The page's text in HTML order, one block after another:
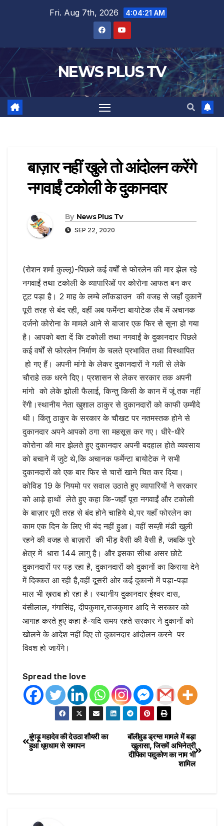
Fri. Aug 7th, 2026 4:04:22 AM
NEWS PLUS TV
बाज़ार नहीं खुले तो आंदोलन करेंगे
नगवाईं टकोली के दुकानदार
By News Plus Tv
SEP 22, 2020
(रोशन शर्मा कुल्लू)-पिछले कई वर्षों से फोरलेन की मार झेल रहे
नगवाईं तथा टकोली के व्यापारिओं पर कोरोना आफत बन कर
टूट पड़ा है। 2 माह के लम्बे लॉकडाउन की वजह से जहाँ दुकानें
पूरी तरह से बंद रही, वहीं अब फर्मेन्टा बायोटेक लैब में अचानक
दर्जनो कोरोना के मामले आने से बाजार एक फिर से सूना हो गया
है। आपको बता दें कि टकोली तथा नगवाईं के दुकानदार पिछले
कई वर्षों से फोरलेन निर्माण के चलते प्रभावित तथा विस्थापित
हो गए हैं। अपनी मांगो के लेकर दुकानदारों ने गली से लेके
चौराहे तक धरने दिए। प्रशासन से लेकर सरकार तक अपनी
मांगो को लेके झोली फैलाई, किन्तु किसी के कान में जूं तक नहीं
रेंगी।स्थानीय नेता खुशाल ठाकुर से दुकानदारों को काफी उम्मीदे
थी। किंतु ठाकुर के सरकार के चौखट पर नतमस्तक होने से
दुकानदार अपने आपको ठगा सा महसूस कर गए। धीरे-धीरे
कोरोना की मार झेलते हुए दुकानदार अपनी बदहाल होते व्यवसाय
को बचाने में जुटे थे,कि अचानक फर्मेन्टा बायोटेक ने सभी
दुकानदारों को एक बार फिर से चारों खाने चित कर दिया।
कोविड 19 के नियमो पर सवाल उठाते हुए व्यापारियों ने सरकार
को आड़े हाथों लेते हुए कहा कि-जहाँ पूरा नगवाईं और टकोली
के बाज़ार पूरी तरह से बंद होने चाहिये थे,पर यहाँ फोरलेन का
काम एक दिन के लिए भी बंद नहीं हुआ। वहीं सब्ज़ी मंडी खुली
रहने की वजह से बाज़ारों की भीड़ वैसी की वैसी है, जबकि पुरे
क्षेत्र में धारा 144 लागु है। और इसका सीधा असर छोटे
दुकानदारों पर पड़ रहा है, दुकानदारों को दुकानों का किराया देने
में दिक्कत आ रही है,वहीं दूसरी ओर कई दुकानों में पड़ा-पड़ा
माल भी ख़राब हो रहा है। स्थानीय दुकानदार ईश्वर दास,
बंसीलाल, गंगासिंह, दीपकुमार,राजकुमार आदि ने सरकार को
आगाह करते हुए कहा है-यदि समय रहते सरकार ने दुकानों को
खोलने के आदेश नहीं दिए तो दुकानदार आंदोलन करने पर
विवश हो जायेंगे।
Spread the love
बॉलीवुड ड्रग्स मामले में बड़ा
खुलासा, जिसमें अभिनेत्री
दीपिका पादुकोण का नाम भी
शामिल
बुंगड़ू महादेव की देउठा शौयरी का
हुआ धूमधाम से समापन